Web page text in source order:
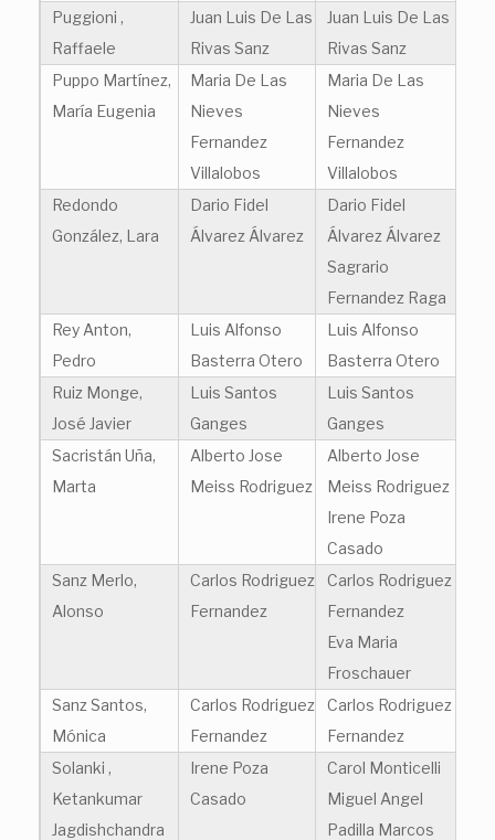
Puggioni ,
Raffaele
Juan Luis De Las
Rivas Sanz
Juan Luis De Las
Rivas Sanz
Puppo Martínez,
María Eugenia
Maria De Las
Nieves
Fernandez
Villalobos
Maria De Las
Nieves
Fernandez
Villalobos
Redondo
González, Lara
Dario Fidel
Álvarez Álvarez
Dario Fidel
Álvarez Álvarez
Sagrario
Fernandez Raga
Rey Anton,
Pedro
Luis Alfonso
Basterra Otero
Luis Alfonso
Basterra Otero
Ruiz Monge,
José Javier
Luis Santos
Ganges
Luis Santos
Ganges
Sacristán Uña,
Marta
Alberto Jose
Meiss Rodriguez
Alberto Jose
Meiss Rodriguez
Irene Poza
Casado
Sanz Merlo,
Alonso
Carlos Rodriguez
Fernandez
Carlos Rodriguez
Fernandez
Eva Maria
Froschauer
Sanz Santos,
Mónica
Carlos Rodriguez
Fernandez
Carlos Rodriguez
Fernandez
Solanki ,
Ketankumar
Jagdishchandra
Irene Poza
Casado
Carol Monticelli
Miguel Angel
Padilla Marcos